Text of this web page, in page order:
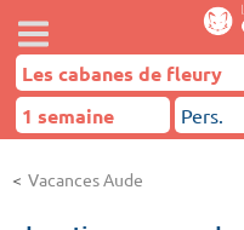
Vacances Aude